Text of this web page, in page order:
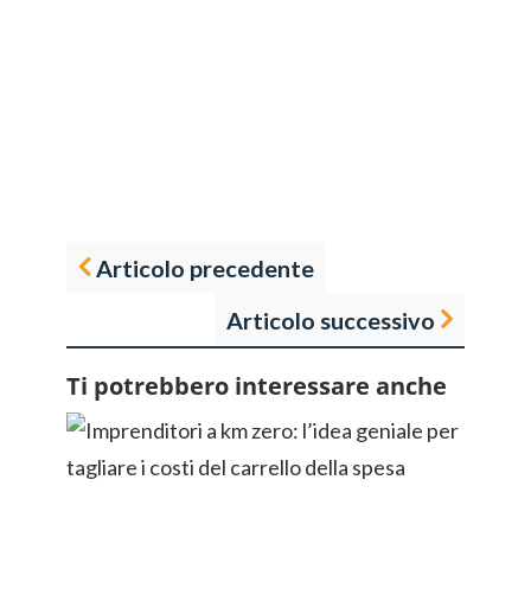
Articolo precedente
Articolo successivo
Ti potrebbero interessare anche